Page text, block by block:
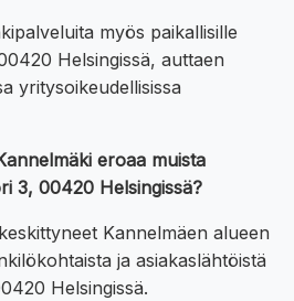
myös paikallisille
Helsingissä, auttaen
yritysoikeudellisissa
eroaa muista
3, 00420 Helsingissä?
Kannelmäen alueen
ja asiakaslähtöistä
Helsingissä.